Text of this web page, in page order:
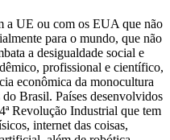
a UE ou com os EUA que não
para o mundo, que não
a desigualdade social e
profissional e científico,
econômica da monocultura
Brasil. Países desenvolvidos
Revolução Industrial que tem
internet das coisas,